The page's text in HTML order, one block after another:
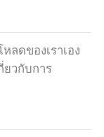
ลดของเราเอง
ยวกับการ